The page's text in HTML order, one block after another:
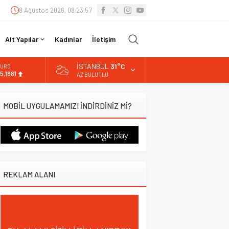
8 Ağustos 2026, 08:23:58
Alt Yapılar Kadınlar İletişim
13.779,39
DOLAR
İSTANBUL 31°C
AZ BULUTLU
MOBİL UYGULAMAMIZI İNDİRDİNİZ Mİ?
REKLAM ALANI